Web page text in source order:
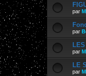
par
par
par
LE
par